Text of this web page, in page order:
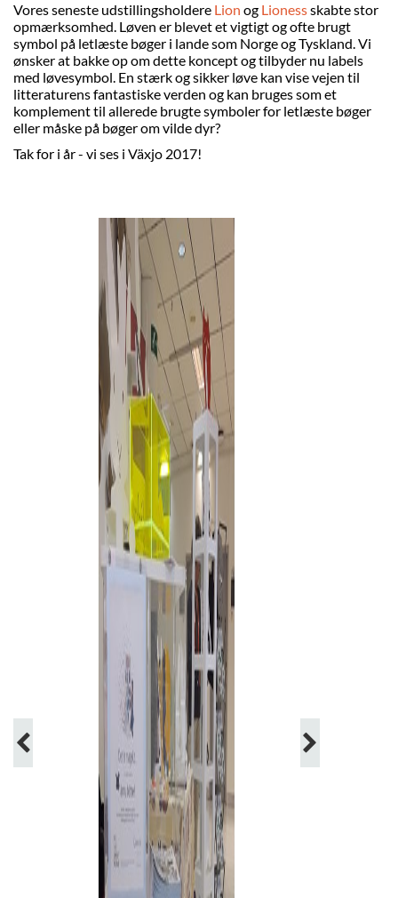
Vores seneste udstillingsholdere Lion og Lionessskabte stor
opmærksomhed. Løven er blevet et vigtigt og ofte brugt
symbol på letlæste bøger i lande som Norge og Tyskland. Vi
ønsker at bakke op om dette koncept og tilbyder nu labels
med løvesymbol. En stærk og sikker løve kan vise vejen til
litteraturens fantastiske verden og kan bruges som et
komplement til allerede brugte symboler for letlæste bøger
eller måske på bøger om vilde dyr?
Tak for i år - vi ses i Växjo 2017!